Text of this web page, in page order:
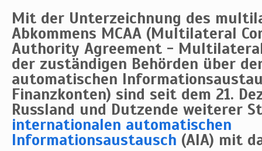
Mit der Unterzeichnung des
Abkommens MCAA (Multilateral
Authority Agreement -
der zuständigen Behörden über
automatischen
Finanzkonten) sind seit dem 21.
Russland und Dutzende weiterer
internationalen automatischen
Informationsaustausch (AIA) mit